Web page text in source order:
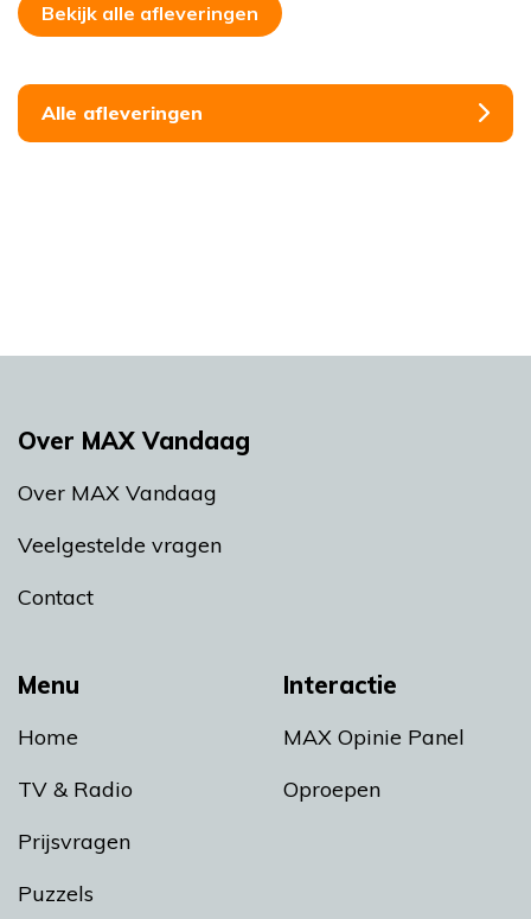
Bekijk alle afleveringen
Alle afleveringen
Menu
Home
TV & Radio
Prijsvragen
Puzzels
Interactie
MAX Opinie Panel
Oproepen
Over MAX Vandaag
Over MAX Vandaag
Veelgestelde vragen
Contact